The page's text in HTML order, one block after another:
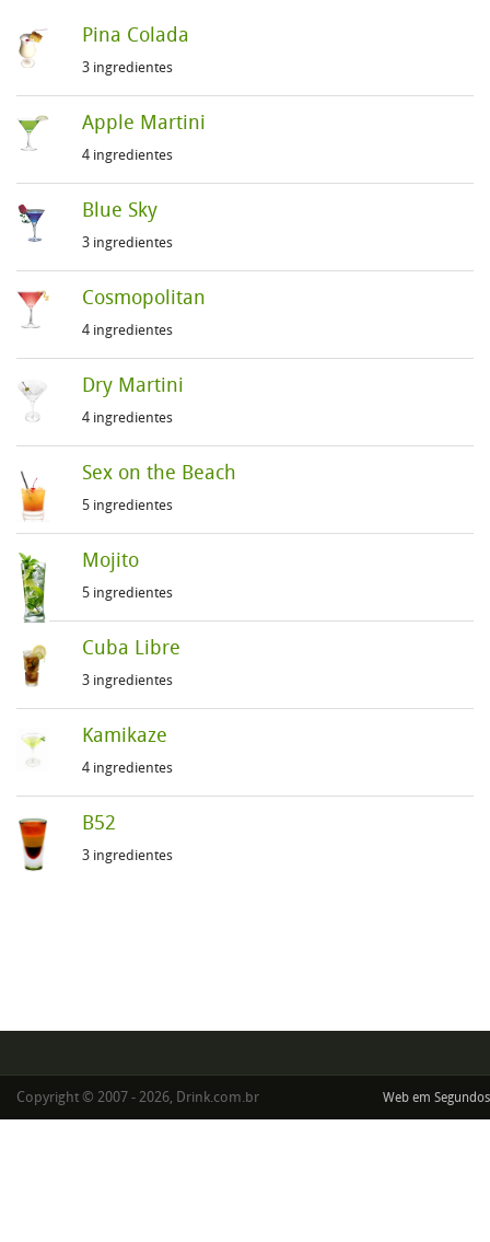
Pina Colada
3 ingredientes
Apple Martini
4 ingredientes
Blue Sky
3 ingredientes
Cosmopolitan
4 ingredientes
Dry Martini
4 ingredientes
Sex on the Beach
5 ingredientes
Mojito
5 ingredientes
Cuba Libre
3 ingredientes
Kamikaze
4 ingredientes
B52
3 ingredientes
Copyright © 2007 - 2026, Drink.com.br Web em Segundos